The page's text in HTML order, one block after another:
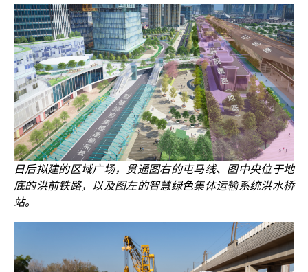
日后拟建的区域广场，贯通图右的屯马线、图中央位于地
底的洪前铁路，以及图左的智慧绿色集体运输系统洪水桥
站。